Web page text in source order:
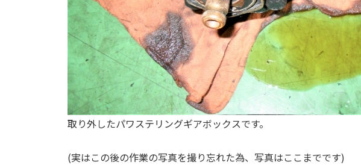
取り外したパワステリングギアボックスです。
(実はこの後の作業の写真を撮り忘れた為、写真はここまでです)